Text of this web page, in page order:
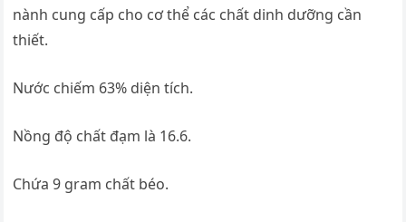
nành cung cấp cho cơ thể các chất dinh dưỡng cần
thiết.
Nước chiếm 63% diện tích.
Nồng độ chất đạm là 16.6.
Chứa 9 gram chất béo.